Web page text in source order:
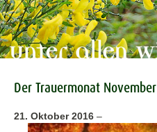
Der Trauermonat November
21. Oktober 2016 –